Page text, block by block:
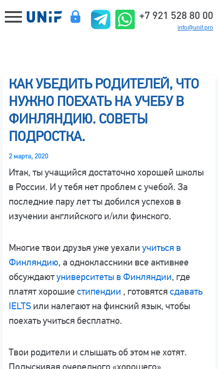
+7 921 528 80 00
info@unif.pro
КАК УБЕДИТЬ РОДИТЕЛЕЙ, ЧТО
НУЖНО ПОЕХАТЬ НА УЧЕБУ В
ФИНЛЯНДИЮ. СОВЕТЫ
ПОДРОСТКА.
2 марта, 2020
Итак, ты учащийся достаточно хорошей школы
в России. И у тебя нет проблем с учебой. За
последние пару лет ты добился успехов в
изучении английского и/или финского.
Многие твои друзья уже уехали учиться в
Финляндию, а одноклассники все активнее
обсуждаютуниверситеты в Финляндии, где
платят хорошие стипендии , готовятся сдавать
IELTS или налегают на финский язык, чтобы
поехать учиться бесплатно.
Твои родители и слышать об этом не хотят.